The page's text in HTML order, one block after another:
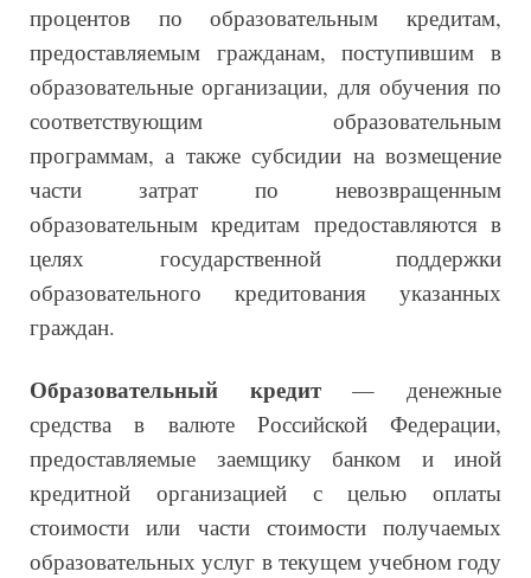
процентов по образовательным кредитам,
предоставляемым гражданам, поступившим в
образовательные организации, для обучения по
соответствующим образовательным
программам, а также субсидии на возмещение
части затрат по невозвращенным
образовательным кредитам предоставляются в
целях государственной поддержки
образовательного кредитования указанных
граждан.
Образовательный кредит— денежные
средства в валюте Российской Федерации,
предоставляемые заемщику банком и иной
кредитной организацией с целью оплаты
стоимости или части стоимости получаемых
образовательных услуг в текущем учебном году